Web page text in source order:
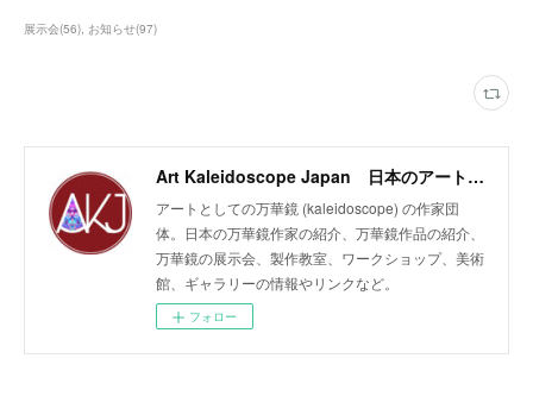
展示会(56) お知らせ(97)
Art Kaleidoscope Japan 日本のアート万華鏡の作家団体
アートとしての万華鏡 (kaleidoscope) の作家団
体。日本の万華鏡作家の紹介、万華鏡作品の紹介、
万華鏡の展示会、製作教室、ワークショップ、美術
館、ギャラリーの情報やリンクなど。
フォロー